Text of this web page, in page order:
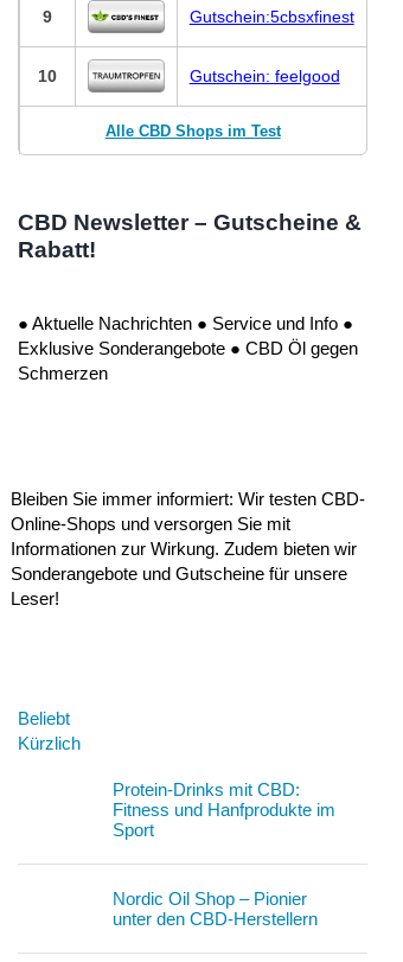
9 Gutschein:5cbsxfinest
10 Gutschein: feelgood
Alle CBD Shops im Test
CBD Newsletter – Gutscheine &
Rabatt!
● Aktuelle Nachrichten ● Service und Info ●
Exklusive Sonderangebote ● CBD Öl gegen
Schmerzen
Bleiben Sie immer informiert: Wir testen CBD-
Online-Shops und versorgen Sie mit
Informationen zur Wirkung. Zudem bieten wir
Sonderangebote und Gutscheine für unsere
Leser!
Beliebt
Kürzlich
Protein-Drinks mit CBD:
Fitness und Hanfprodukte im
Sport
Nordic Oil Shop – Pionier
unter den CBD-Herstellern